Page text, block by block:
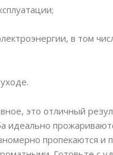
в том
это отличный
идеально
пропекаются и